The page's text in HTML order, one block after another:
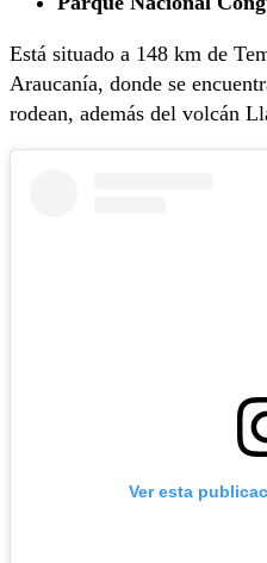
Está situado a 148 km de
Araucanía, donde se
rodean, además del volcán
Ver esta